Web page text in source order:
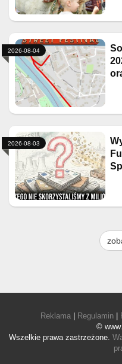
2026-08-04
2026-08-03
Reklama | Regulamin |
©
Wszelkie prawa zastrzeżone.